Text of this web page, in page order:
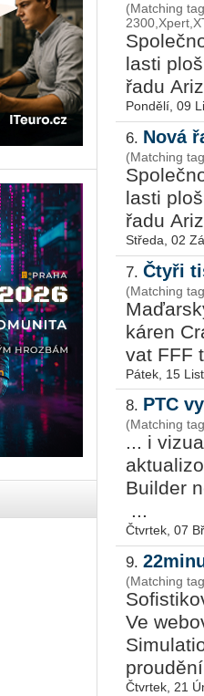
(Matching
las­ti
řa­du
Pondělí, 09
6. Nová
(Matching
las­ti
řadu
Středa, 02
7. Čtyři
(Matching
ká­ren
vat FFF
Pátek, 15
8. PTC
(Matching
... i
Builder
...
Čtvrtek, 07
9.
(Matching
Ve
Čtvrtek, 21